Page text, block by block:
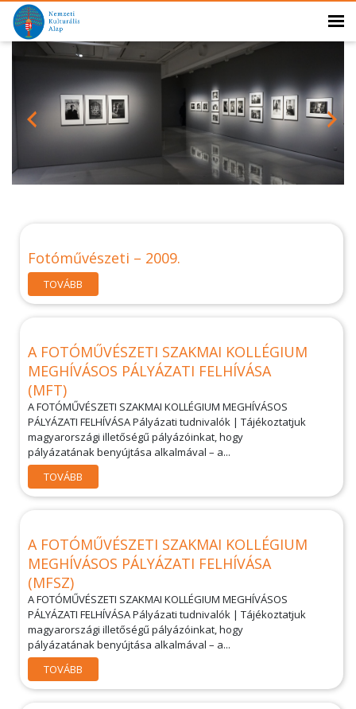
Fotóművészeti – 2009.
TOVÁBB
A FOTÓMŰVÉSZETI SZAKMAI KOLLÉGIUM
MEGHÍVÁSOS PÁLYÁZATI FELHÍVÁSA
(MFT)
A FOTÓMŰVÉSZETI SZAKMAI KOLLÉGIUM MEGHÍVÁSOS
PÁLYÁZATI FELHÍVÁSA Pályázati tudnivalók | Tájékoztatjuk
magyarországi illetőségű pályázóinkat, hogy
pályázatának benyújtása alkalmával – a...
TOVÁBB
A FOTÓMŰVÉSZETI SZAKMAI KOLLÉGIUM
MEGHÍVÁSOS PÁLYÁZATI FELHÍVÁSA
(MFSZ)
A FOTÓMŰVÉSZETI SZAKMAI KOLLÉGIUM MEGHÍVÁSOS
PÁLYÁZATI FELHÍVÁSA Pályázati tudnivalók | Tájékoztatjuk
magyarországi illetőségű pályázóinkat, hogy
pályázatának benyújtása alkalmával – a...
TOVÁBB